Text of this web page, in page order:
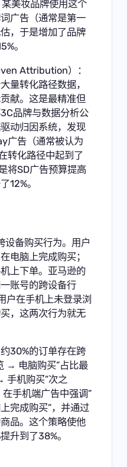
某美妆品牌使用这个
广告（通常是第一
，于是增加了品牌
。
Attribution）：
量转化路径数据，
献。这是最精准但
品牌与数据分析公
动归因系统，发现
广告（通常被认为
转化路径中起到了
将SD广告预算提高
12%。
备购买行为。用户
电脑上完成购买；
上下单。亚马逊的
账号的跨设备行
在手机上未登录浏
，这两次行为就无
30%的订单存在跨
→ 电脑购买”占比最
手机购买”次之
在手机端广告中强调”
完成购买”，并通过
品。这个策略使他
升到了38%。